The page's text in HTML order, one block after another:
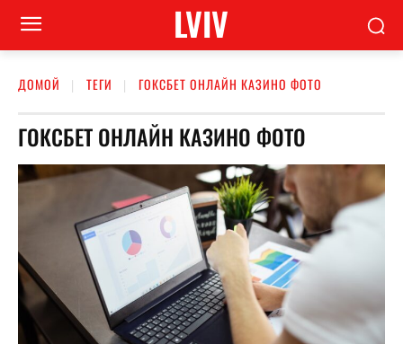
LVIV
ДОМОЙ ТЕГИ ГОКСБЕТ ОНЛАЙН КАЗИНО ФОТО
ГОКСБЕТ ОНЛАЙН КАЗИНО ФОТО